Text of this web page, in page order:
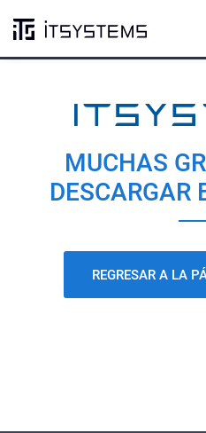
Cursos SAP
MUCHAS
DESCARGAR
REGRESAR A LA